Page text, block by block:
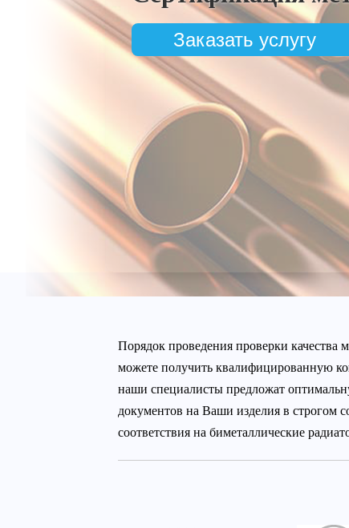
Заказать услугу
Порядок проведения проверки
можете получить квалифицированную
наши специалисты предложат
документов на Ваши изделия в строгом
соответствия на биметаллические